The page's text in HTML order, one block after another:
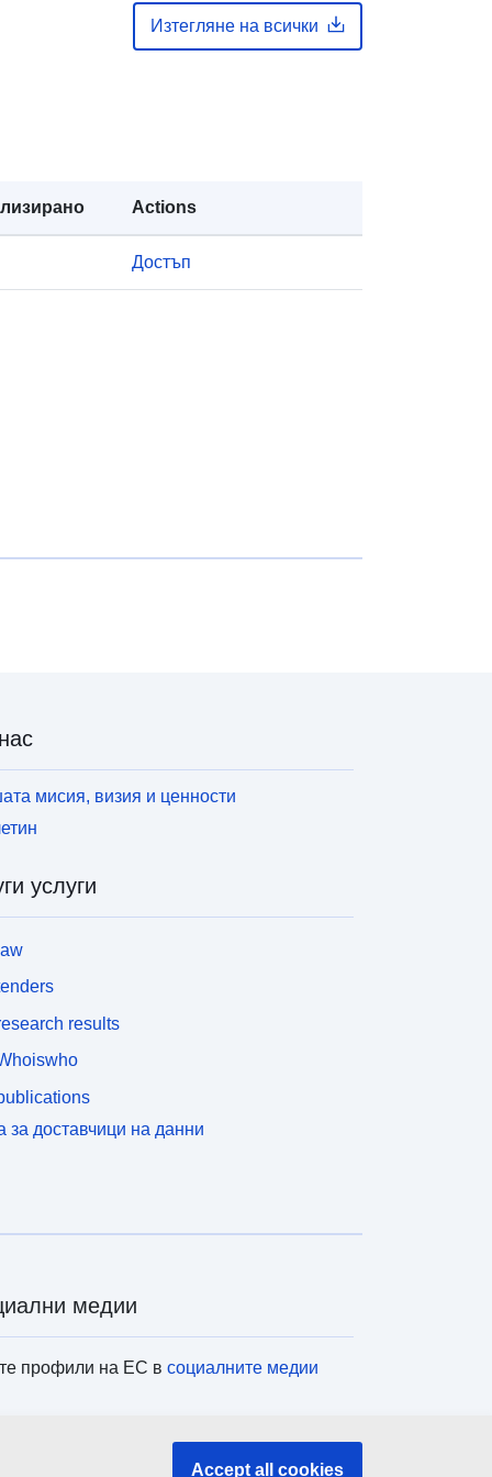
Изтегляне на всички
Actions
Достъп
http://purl.org/dc/dcmitype/Dataset
мисия, визия и ценности
услуги
results
за доставчици на данни
медии
профили на ЕС всоциалните медии
и органи на ЕС
Accept all cookies